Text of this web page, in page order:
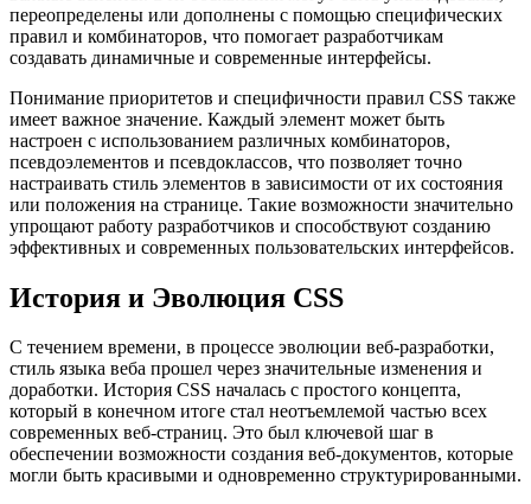
переопределены или дополнены с помощью специфических
правил и комбинаторов, что помогает разработчикам
создавать динамичные и современные интерфейсы.
Понимание приоритетов и специфичности правил CSS также
имеет важное значение. Каждый элемент может быть
настроен с использованием различных комбинаторов,
псевдоэлементов и псевдоклассов, что позволяет точно
настраивать стиль элементов в зависимости от их состояния
или положения на странице. Такие возможности значительно
упрощают работу разработчиков и способствуют созданию
эффективных и современных пользовательских интерфейсов.
История и Эволюция CSS
С течением времени, в процессе эволюции веб-разработки,
стиль языка веба прошел через значительные изменения и
доработки. История CSS началась с простого концепта,
который в конечном итоге стал неотъемлемой частью всех
современных веб-страниц. Это был ключевой шаг в
обеспечении возможности создания веб-документов, которые
могли быть красивыми и одновременно структурированными.